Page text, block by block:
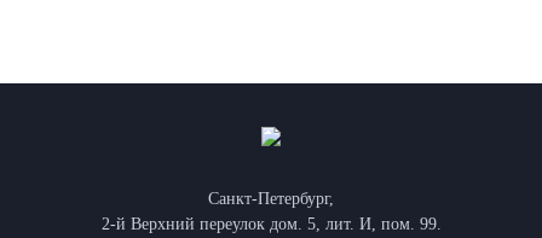
Санкт-Петербург,
2-й Верхний переулок дом. 5, лит. И, пом. 99.